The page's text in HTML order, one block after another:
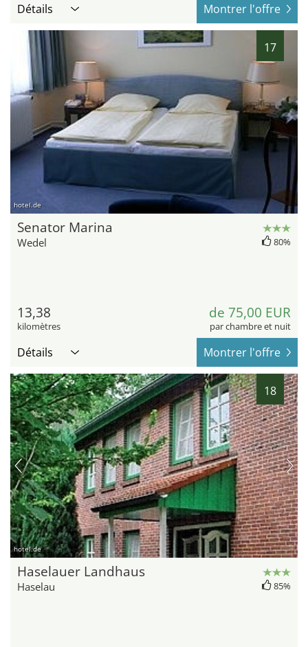
Détails Montrer l'offre
17
hotel.de
Senator Marina
Wedel 80%
13,38
kilomètres
de 75,00 EUR
par chambre et nuit
Détails Montrer l'offre
18
hotel.de
Haselauer Landhaus
Haselau 85%